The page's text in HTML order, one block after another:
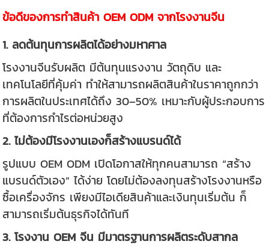
ข้อดีของการทำสินค้า OEM ODM จากโรงงานจีน
1. ลดต้นทุนการผลิตได้อย่างมหาศาล
โรงงานจีนรับผลิต มีต้นทุนแรงงาน วัตถุดิบ และ
เทคโนโลยีที่คุ้มค่า ทำให้สามารถผลิตสินค้าในราคาถูกกว่า
การผลิตในประเทศได้ถึง 30–50% เหมาะกับผู้ประกอบการ
ที่ต้องการกำไรต่อหน่วยสูง
2. ไม่ต้องมีโรงงานเองก็สร้างแบรนด์ได้
รูปแบบ OEM ODM เปิดโอกาสให้ทุกคนสามารถ “สร้าง
แบรนด์ตัวเอง” ได้ง่าย โดยไม่ต้องลงทุนสร้างโรงงานหรือ
ซื้อเครื่องจักร เพียงมีไอเดียสินค้าและเงินทุนเริ่มต้น ก็
สามารถเริ่มต้นธุรกิจได้ทันที
3. โรงงาน OEM จีน มีมาตรฐานการผลิตระดับสากล